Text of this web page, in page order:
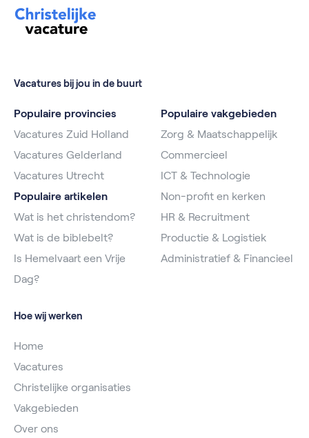
Vacatures bij jou in de buurt
Populaire provincies
Vacatures Zuid Holland
Vacatures Gelderland
Vacatures Utrecht
Populaire artikelen
Wat is het christendom?
Wat is de biblebelt?
Is Hemelvaart een Vrije
Dag?
Populaire vakgebieden
Zorg & Maatschappelijk
Commercieel
ICT & Technologie
Non-profit en kerken
HR & Recruitment
Productie & Logistiek
Administratief & Financieel
Hoe wij werken
Home
Vacatures
Christelijke organisaties
Vakgebieden
Over ons